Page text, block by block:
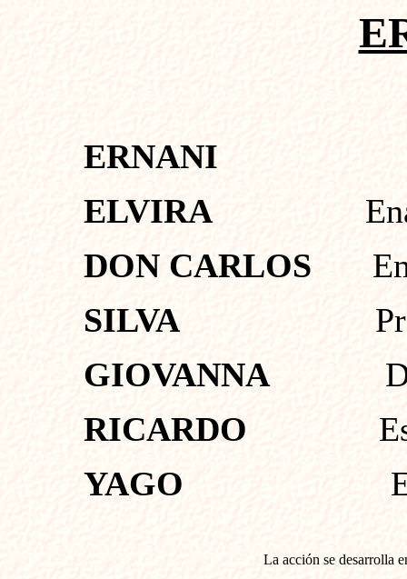
ERNANI
ELVIRA
DON CARLOS
SILVA
GIOVANNA
RICARDO
YAGO
La acción se desarrolla